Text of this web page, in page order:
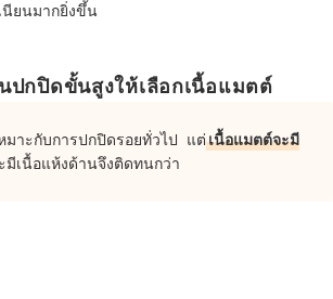
นียนมากยิ่งขึ้น
ปกปิดขั้นสูงให้เลือกเนื้อแมตต์
มาะกับการปกปิดรอยทั่วไป แต่เนื้อแมตต์จะมี
เนื้อแห้งด้านจึงติดทนกว่า